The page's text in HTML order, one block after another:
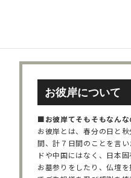
お彼岸について
■お彼岸てそもそもなんな
お彼岸とは、春分の日と
間、計７日間のことを言
ドや中国にはなく、日本固
お墓参りをしたり、仏壇